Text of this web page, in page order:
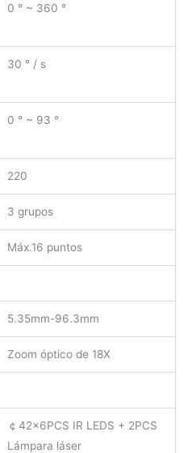
0 ° ~ 360 °
30 ° / s
0 ° ~ 93 °
220
3 grupos
Máx.16 puntos
5.35mm-96.3mm
Zoom óptico de 18X
￠ 42x6PCS IR LEDS + 2PCS
Lámpara láser